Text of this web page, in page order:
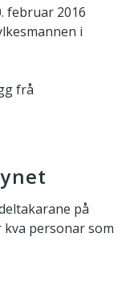
februar 2016
i
frå
på
personar som